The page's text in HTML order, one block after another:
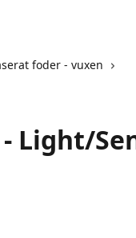
foder - vuxen
Light/